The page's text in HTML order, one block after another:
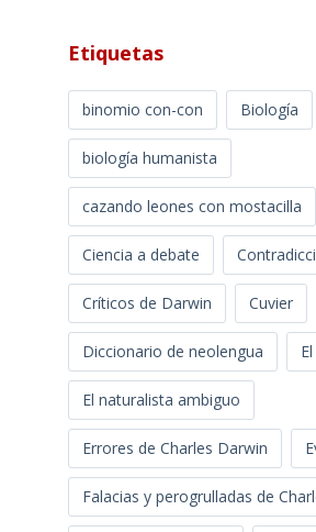
Etiquetas
binomio con-con Biología
biología humanista
cazando leones con mostacilla
Ciencia a debate
Críticos de Darwin Cuvier
Diccionario de neolengua
El naturalista ambiguo
Errores de Charles Darwin
Falacias y perogrulladas de